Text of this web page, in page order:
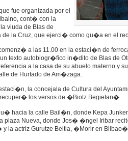
fue organizada por el
cont� con la
viuda de Blas de
de la Cruz, que ejerci� como gu�a en el
a las 11.00 en la estaci�n de
texto autobiogr�fico in�dito de Blas de
a la casa de su abuelo materno y
de Hurtado de Am�zaga.
la concejala de Cultura del
recuper� los versos de �Biotz Begietan�.
hacia la calle Bail�n, donde Kepa
plaza Nueva, donde Jos� �ngel Iribar
la actriz Gurutze Beitia, �Morir en